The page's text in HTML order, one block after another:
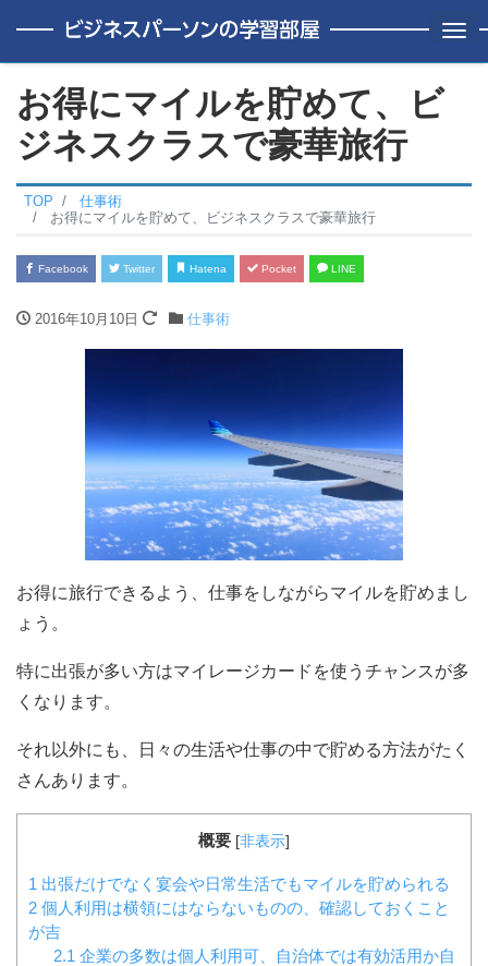
お得にマイルを貯めて、ビ
ジネスクラスで豪華旅行
TOP
仕事術
お得にマイルを貯めて、ビジネスクラスで豪華旅行
Facebook Twitter Hatena Pocket LINE
2016年10月10日 仕事術
お得に旅行できるよう、仕事をしながらマイルを貯めまし
ょう。
特に出張が多い方はマイレージカードを使うチャンスが多
くなります。
それ以外にも、日々の生活や仕事の中で貯める方法がたく
さんあります。
概要 [非表示]
1 出張だけでなく宴会や日常生活でもマイルを貯められる
2 個人利用は横領にはならないものの、確認しておくこと
が吉
2.1 企業の多数は個人利用可、自治体では有効活用か自